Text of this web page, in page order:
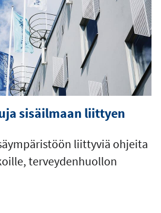
sisäilmaan liittyen
liittyviä ohjeita
terveydenhuollon